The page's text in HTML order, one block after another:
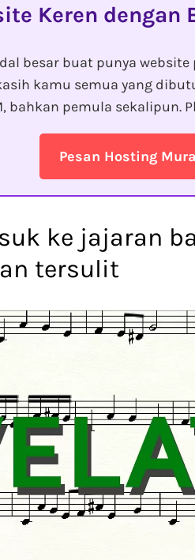
Keren dengan
besar buat punya
kamu semua yang
bahkan pemula sekalipun.
Pesan Hosting
ke jajaran
tersulit